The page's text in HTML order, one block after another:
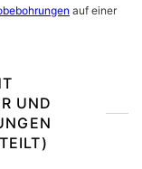
auf einer
UND